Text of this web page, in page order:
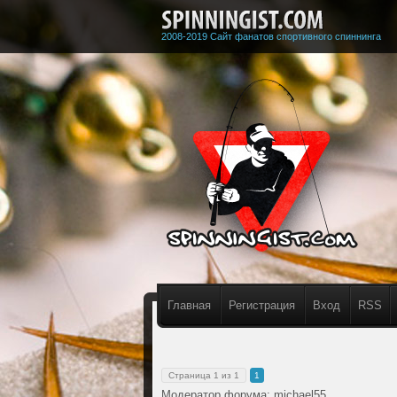
2008-2019 Сайт фанатов спортивного спиннинга
Главная Регистрация Вход RSS
Страница 1 из 1 1